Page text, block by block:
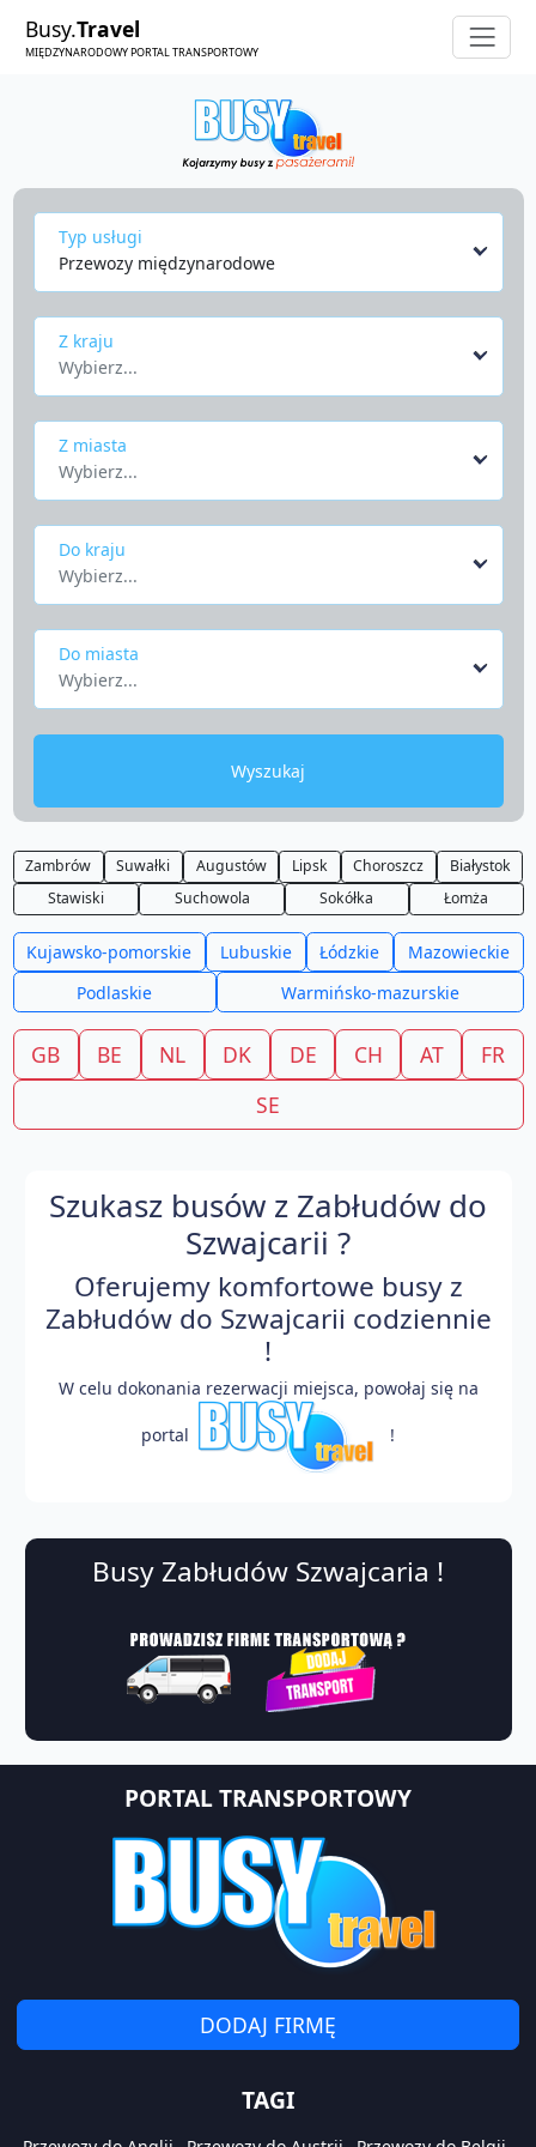
Busy.Travel
MIĘDZYNARODOWY PORTAL TRANSPORTOWY
Typ usługi
Przewozy międzynarodowe
Z kraju
Wybierz...
Z miasta
Wybierz...
Do kraju
Wybierz...
Do miasta
Wybierz...
Wyszukaj
Zambrów Suwałki Augustów Lipsk Choroszcz
Białystok
Stawiski
Suchowola Sokółka Łomża
Kujawsko-pomorskie Lubuskie Łódzkie
Mazowieckie
Podlaskie
Warmińsko-mazurskie
GB BE NL DK DE CH AT
FR
SE
Szukasz busów z Zabłudów do
Szwajcarii ?
Oferujemy komfortowe busy z
Zabłudów do Szwajcarii codziennie
!
W celu dokonania rezerwacji miejsca, powołaj się na
portal !
Busy Zabłudów Szwajcaria !
PORTAL TRANSPORTOWY
DODAJ FIRMĘ
TAGI